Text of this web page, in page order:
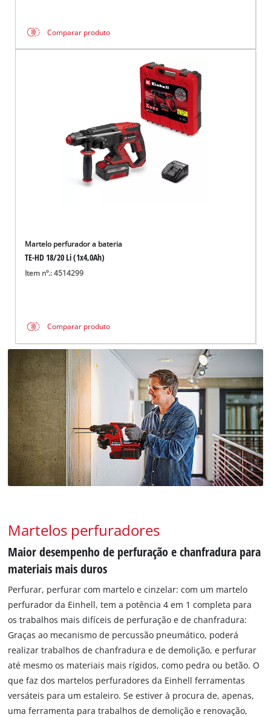
Comparar produto
Martelo perfurador a bateria
TE-HD 18/20 Li (1x4,0Ah)
Item nº.: 4514299
Comparar produto
Martelos perfuradores
Maior desempenho de perfuração e chanfradura para
materiais mais duros
Perfurar, perfurar com martelo e cinzelar: com um martelo
perfurador da Einhell, tem a potência 4 em 1 completa para
os trabalhos mais difíceis de perfuração e de chanfradura:
Graças ao mecanismo de percussão pneumático, poderá
realizar trabalhos de chanfradura e de demolição, e perfurar
até mesmo os materiais mais rígidos, como pedra ou betão. O
que faz dos martelos perfuradores da Einhell ferramentas
versáteis para um estaleiro. Se estiver à procura de, apenas,
uma ferramenta para trabalhos de demolição e renovação,